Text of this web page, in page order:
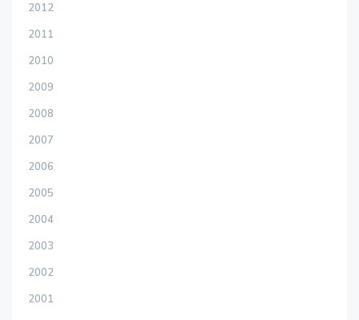
2012
2011
2010
2009
2008
2007
2006
2005
2004
2003
2002
2001